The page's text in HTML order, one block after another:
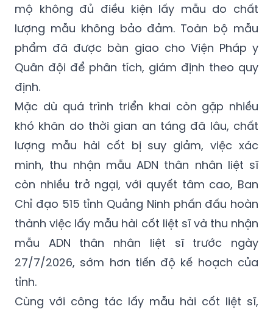
mộ không đủ điều kiện lấy mẫu do chất
lượng mẫu không bảo đảm. Toàn bộ mẫu
phẩm đã được bàn giao cho Viện Pháp y
Quân đội để phân tích, giám định theo quy
định.
Mặc dù quá trình triển khai còn gặp nhiều
khó khăn do thời gian an táng đã lâu, chất
lượng mẫu hài cốt bị suy giảm, việc xác
minh, thu nhận mẫu ADN thân nhân liệt sĩ
còn nhiều trở ngại, với quyết tâm cao, Ban
Chỉ đạo 515 tỉnh Quảng Ninh phấn đấu hoàn
thành việc lấy mẫu hài cốt liệt sĩ và thu nhận
mẫu ADN thân nhân liệt sĩ trước ngày
27/7/2026, sớm hơn tiến độ kế hoạch của
tỉnh.
Cùng với công tác lấy mẫu hài cốt liệt sĩ,